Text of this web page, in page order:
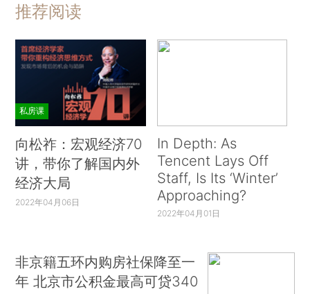
推荐阅读
私房课
向松祚：宏观经济70
讲，带你了解国内外
经济大局
2022年04月06日
In Depth: As
Tencent Lays Off
Staff, Is Its ‘Winter’
Approaching?
2022年04月01日
非京籍五环内购房社保降至一
年 北京市公积金最高可贷340